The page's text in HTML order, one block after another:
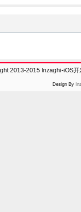
2013-2015 Inzaghi-iOS
Design By